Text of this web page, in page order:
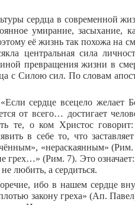
сердца в современной
умирание, засыхание,
её жизнь так похожа на
центральная сила
превращения жизни в
с Силою сил. По словам
сердце всецело желает
от всего… достигает
те, о ком Христос
в себе то, что
«нераскаянным»
(Рим. 7). Это
любить, а сердиться.
ибо в нашем сердце
закону греха» (Ап.